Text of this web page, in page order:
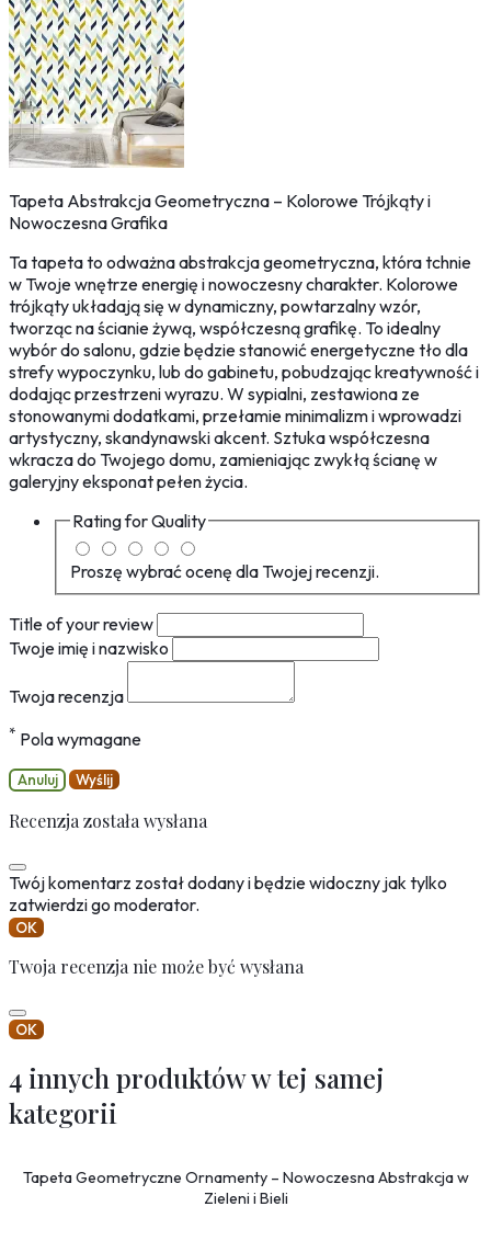
Tapeta Abstrakcja Geometryczna – Kolorowe Trójkąty i
Nowoczesna Grafika
Ta tapeta to odważna abstrakcja geometryczna, która tchnie
w Twoje wnętrze energię i nowoczesny charakter. Kolorowe
trójkąty układają się w dynamiczny, powtarzalny wzór,
tworząc na ścianie żywą, współczesną grafikę. To idealny
wybór do salonu, gdzie będzie stanowić energetyczne tło dla
strefy wypoczynku, lub do gabinetu, pobudzając kreatywność i
dodając przestrzeni wyrazu. W sypialni, zestawiona ze
stonowanymi dodatkami, przełamie minimalizm i wprowadzi
artystyczny, skandynawski akcent. Sztuka współczesna
wkracza do Twojego domu, zamieniając zwykłą ścianę w
galeryjny eksponat pełen życia.
Rating forQuality
Proszę wybrać ocenę dla Twojej recenzji.
Title of your review
Twoje imię i nazwisko
Twoja recenzja
* Pola wymagane
Anuluj Wyślij
Recenzja została wysłana
Twój komentarz został dodany i będzie widoczny jak tylko
zatwierdzi go moderator.
OK
Twoja recenzja nie może być wysłana
OK
4 innych produktów w tej samej
kategorii
Tapeta Geometryczne Ornamenty – Nowoczesna Abstrakcja w
Zieleni i Bieli